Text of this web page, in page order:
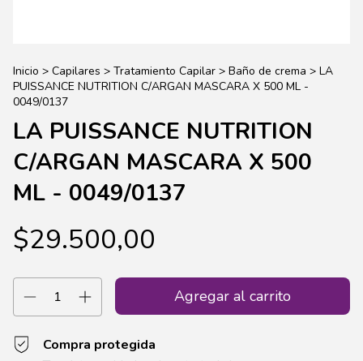
Inicio > Capilares > Tratamiento Capilar > Baño de crema > LA
PUISSANCE NUTRITION C/ARGAN MASCARA X 500 ML -
0049/0137
LA PUISSANCE NUTRITION
C/ARGAN MASCARA X 500
ML - 0049/0137
$29.500,00
Compra protegida